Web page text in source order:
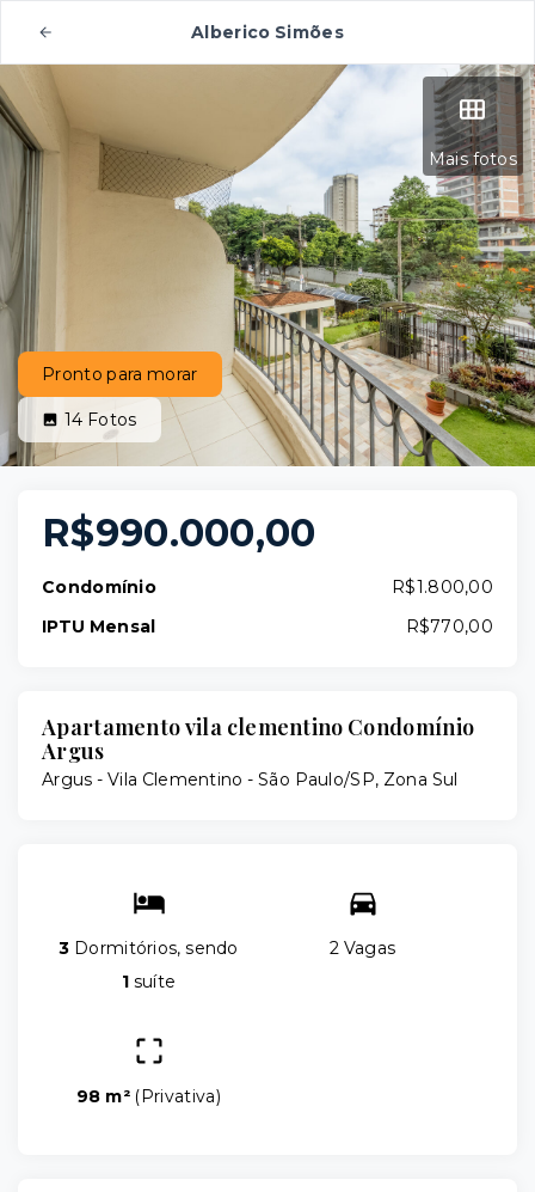
Alberico Simões
Mais fotos
Pronto para morar
14 Fotos
R$990.000,00
Condomínio
R$1.800,00
IPTU Mensal
R$770,00
Apartamento vila clementino Condomínio
Argus
Argus - Vila Clementino - São Paulo/SP, Zona Sul
3 Dormitórios, sendo
1 suíte
2 Vagas
98 m² (Privativa)